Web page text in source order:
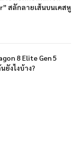
สลักลายเส้นบนเคสหู
8 Elite Gen 5
ยังไงบ้าง?